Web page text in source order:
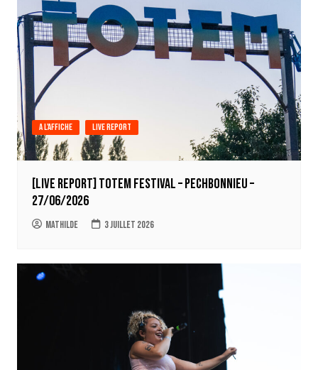
A l'affiche Live report
[LIVE REPORT] Totem Festival – Pechbonnieu –
27/06/2026
Mathilde 3 juillet 2026